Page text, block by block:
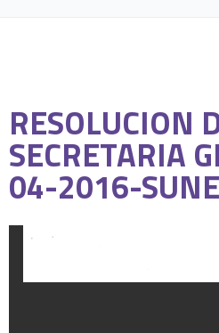
RESOLUCION
SECRETARIA
04-2016-